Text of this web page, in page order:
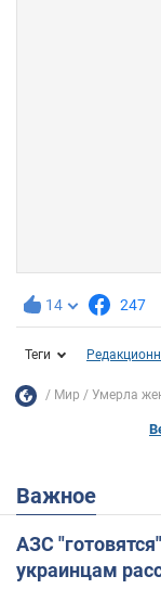
14 247
Теги
Мир Умерла
Важное
АЗС
украинцам